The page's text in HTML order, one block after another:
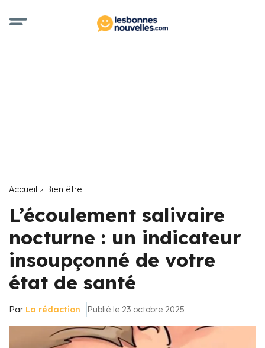
Accueil Bien être
L’écoulement salivaire
nocturne : un indicateur
insoupçonné de votre
état de santé
Par La rédaction Publié le 23 octobre 2025